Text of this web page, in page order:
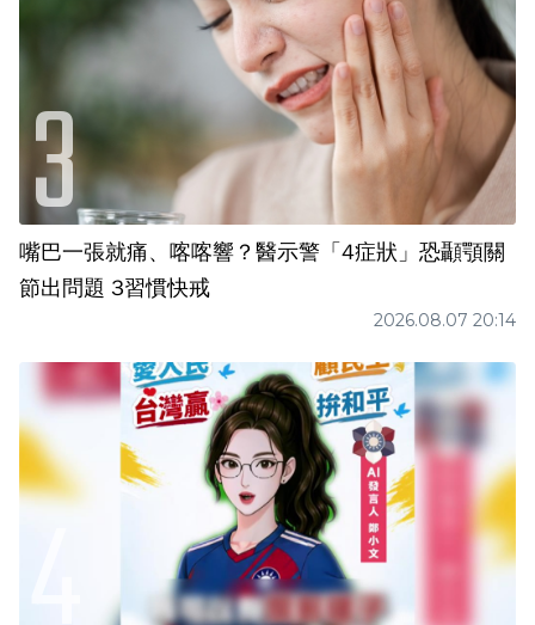
嘴巴一張就痛、喀喀響？醫示警「4症狀」恐顳顎關
節出問題 3習慣快戒
2026.08.07 20:14